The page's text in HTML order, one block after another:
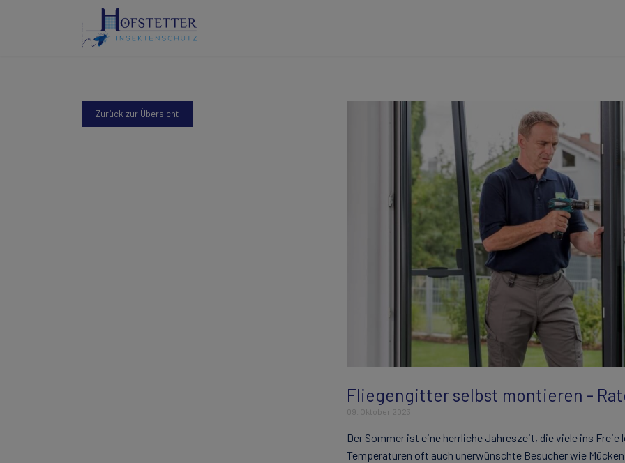
Zurück zur Übersicht
Fliegengitter selbst montieren -
09. Oktober 2023
Der Sommer ist eine herrliche Jahreszeit, die viele ins
Temperaturen oft auch unerwünschte Besucher wie